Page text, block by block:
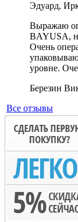
Эдуард,
Выражаю
BAYUSA,
Очень
уровне.
Березин
Все отзывы